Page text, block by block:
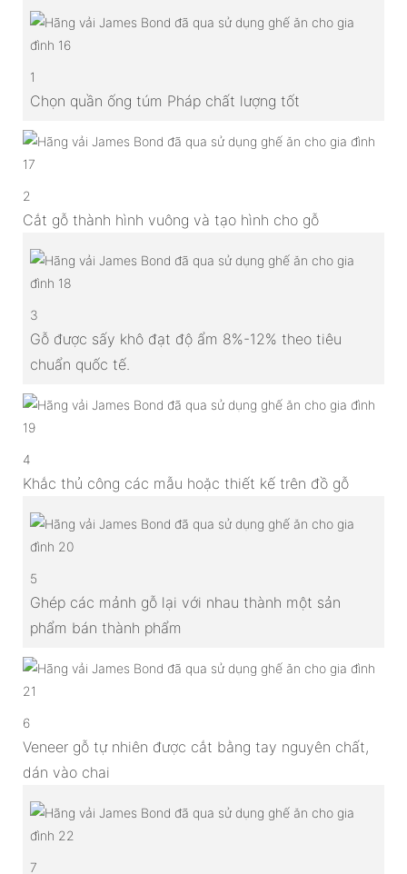
1
Chọn quần ống túm Pháp chất lượng tốt
2
Cắt gỗ thành hình vuông và tạo hình cho gỗ
3
Gỗ được sấy khô đạt độ ẩm 8%-12% theo tiêu
chuẩn quốc tế.
4
Khắc thủ công các mẫu hoặc thiết kế trên đồ gỗ
5
Ghép các mảnh gỗ lại với nhau thành một sản
phẩm bán thành phẩm
6
Veneer gỗ tự nhiên được cắt bằng tay nguyên chất,
dán vào chai
7